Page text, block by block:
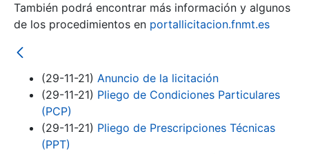
También podrá encontrar más información y algunos
de los procedimientos en portallicitacion.fnmt.es
(29-11-21) Anuncio de la licitación
(29-11-21) Pliego de Condiciones Particulares
(PCP)
(29-11-21) Pliego de Prescripciones Técnicas
(PPT)